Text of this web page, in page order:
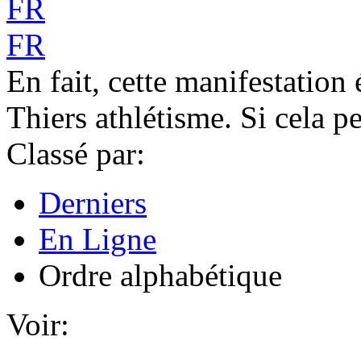
FR
En fait, cette manifestation
Thiers athlétisme. Si cela
Classé par:
Derniers
En Ligne
Ordre alphabétique
Voir: